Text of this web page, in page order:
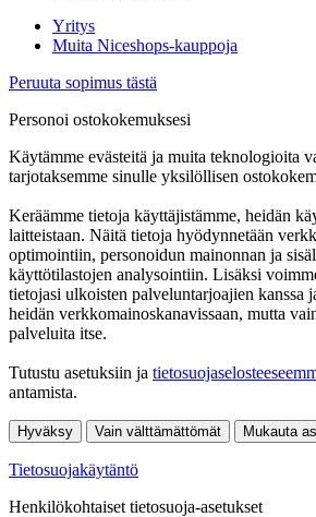
Yritys
Muita Niceshops-kauppoja
Peruuta sopimus tästä
Personoi ostokokemuksesi
Käytämme evästeitä ja muita teknologioita
tarjotaksemme sinulle yksilöllisen
Keräämme tietoja käyttäjistämme, heidän
laitteistaan. Näitä tietoja hyödynnetään
optimointiin, personoidun mainonnan ja
käyttötilastojen analysointiin. Lisäksi
tietojasi ulkoisten palveluntarjoajien kanssa
heidän verkkomainoskanavissaan, mutta
palveluita itse.
Tutustu asetuksiin ja
antamista.
Hyväksy Vain välttämättömät Mukauta
Tietosuojakäytäntö
Henkilökohtaiset tietosuoja-asetukset